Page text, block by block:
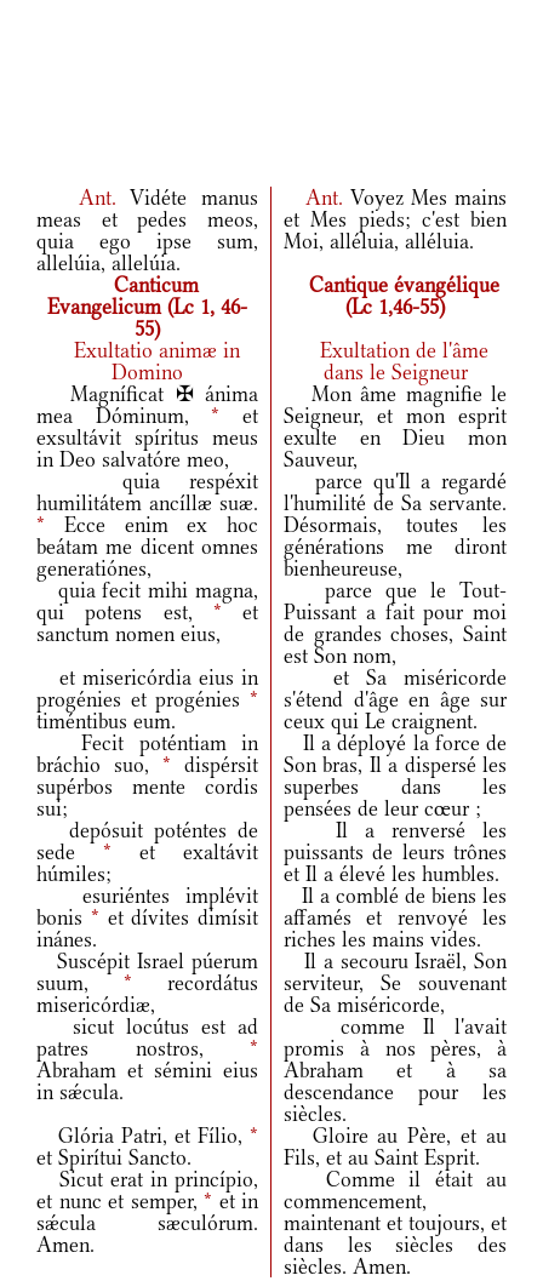
Ant.Vidéte manus
meas et pedes meos,
quia ego ipse sum,
allelúia, allelúia.
Ant. Voyez Mes mains
et Mes pieds; c'est bien
Moi, alléluia, alléluia.
Canticum
Evangelicum (Lc 1, 46-
55)
Cantique évangélique
(Lc 1,46-55)
Exultatio animæ in
Domino
Exultation de l'âme
dans le Seigneur
Magníficat ✠ ánima
mea Dóminum,* et
exsultávit spíritus meus
in Deo salvatóre meo,
Mon âme magnifie le
Seigneur, et mon esprit
exulte en Dieu mon
Sauveur,
quia respéxit
humilitátem ancíllæ suæ.
* Ecce enim ex hoc
beátam me dicent omnes
generatiónes,
parce qu'Il a regardé
l'humilité de Sa servante.
Désormais, toutes les
générations me diront
bienheureuse,
quia fecit mihi magna,
qui potens est, * et
sanctum nomen eius,
parce que le Tout-
Puissant a fait pour moi
de grandes choses, Saint
est Son nom,
et misericórdia eius in
progénies et progénies *
timéntibus eum.
et Sa miséricorde
s'étend d'âge en âge sur
ceux qui Le craignent.
Fecit poténtiam in
bráchio suo, * dispérsit
supérbos mente cordis
sui;
Il a déployé la force de
Son bras, Il a dispersé les
superbes dans les
pensées de leur cœur ;
depósuit poténtes de
sede * et exaltávit
húmiles;
Il a renversé les
puissants de leurs trônes
et Il a élevé les humbles.
esuriéntes implévit
bonis * et dívites dimísit
inánes.
Il a comblé de biens les
affamés et renvoyé les
riches les mains vides.
Suscépit Israel púerum
suum, * recordátus
misericórdiæ,
Il a secouru Israël, Son
serviteur, Se souvenant
de Sa miséricorde,
sicut locútus est ad
patres nostros, *
Abraham et sémini eius
in sǽcula.
comme Il l'avait
promis à nos pères, à
Abraham et à sa
descendance pour les
siècles.
Glória Patri, et Fílio, *
et Spirítui Sancto.
Gloire au Père, et au
Fils, et au Saint Esprit.
Sicut erat in princípio,
et nunc et semper, * et in
sǽcula sæculórum.
Amen.
Comme il était au
commencement,
maintenant et toujours, et
dans les siècles des
siècles. Amen.